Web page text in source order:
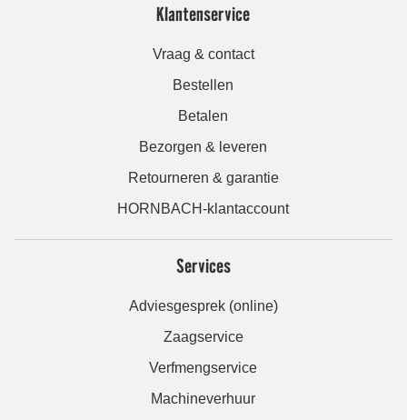
Klantenservice
Vraag & contact
Bestellen
Betalen
Bezorgen & leveren
Retourneren & garantie
HORNBACH-klantaccount
Services
Adviesgesprek (online)
Zaagservice
Verfmengservice
Machineverhuur